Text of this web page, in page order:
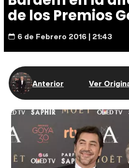
de los Premios
6 de Febrero 2016 | 21:43
Anterior Ver